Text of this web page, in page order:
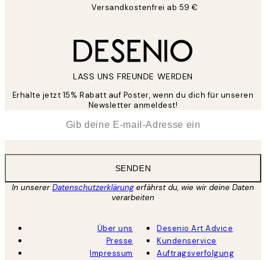
Versandkostenfrei ab 59 €
LASS UNS FREUNDE WERDEN
Erhalte jetzt 15% Rabatt auf Poster, wenn du dich für unseren
Newsletter anmeldest!
SENDEN
In unsererDatenschutzerklärungerfährst du, wie wir deine Daten
verarbeiten
Über uns
Presse
Impressum
Desenio Art Advice
Kundenservice
Auftragsverfolgung